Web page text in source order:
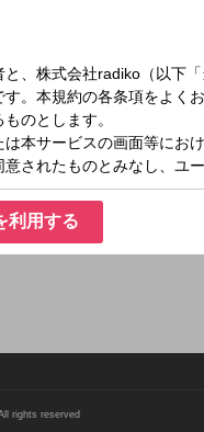
rights reserved
利用する